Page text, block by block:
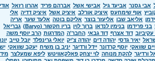
אבי גסנר אביעד גיל אבישי אשל אברהם פריד אהרון רזאל אודי
אוף שימחעס איציק אורלב איציק אשל איציק דדיה אלי
אליאב שבו אליעזר בוצר אליקם בוטה אלעד שער אריה
בני פרידמן בנימין לנדאו ברוך לוין בריו חקשור (Baryo)
גבריאל
עקיביוב דוד אצרף דוד גבאי החבר'ה המדרגות הרב יוסף משה
יאיר גדסי יהודה דים יהודה צ'יק יואלי גרינפלד יובל טייב
שוואקי יוסף קרדונר יידל ורדיגר יניב בן משיח יעקב שוואקי
ורדיגר להקת מנוחה לוי יצחק פאלקאוויטש ליפא שמעלצר